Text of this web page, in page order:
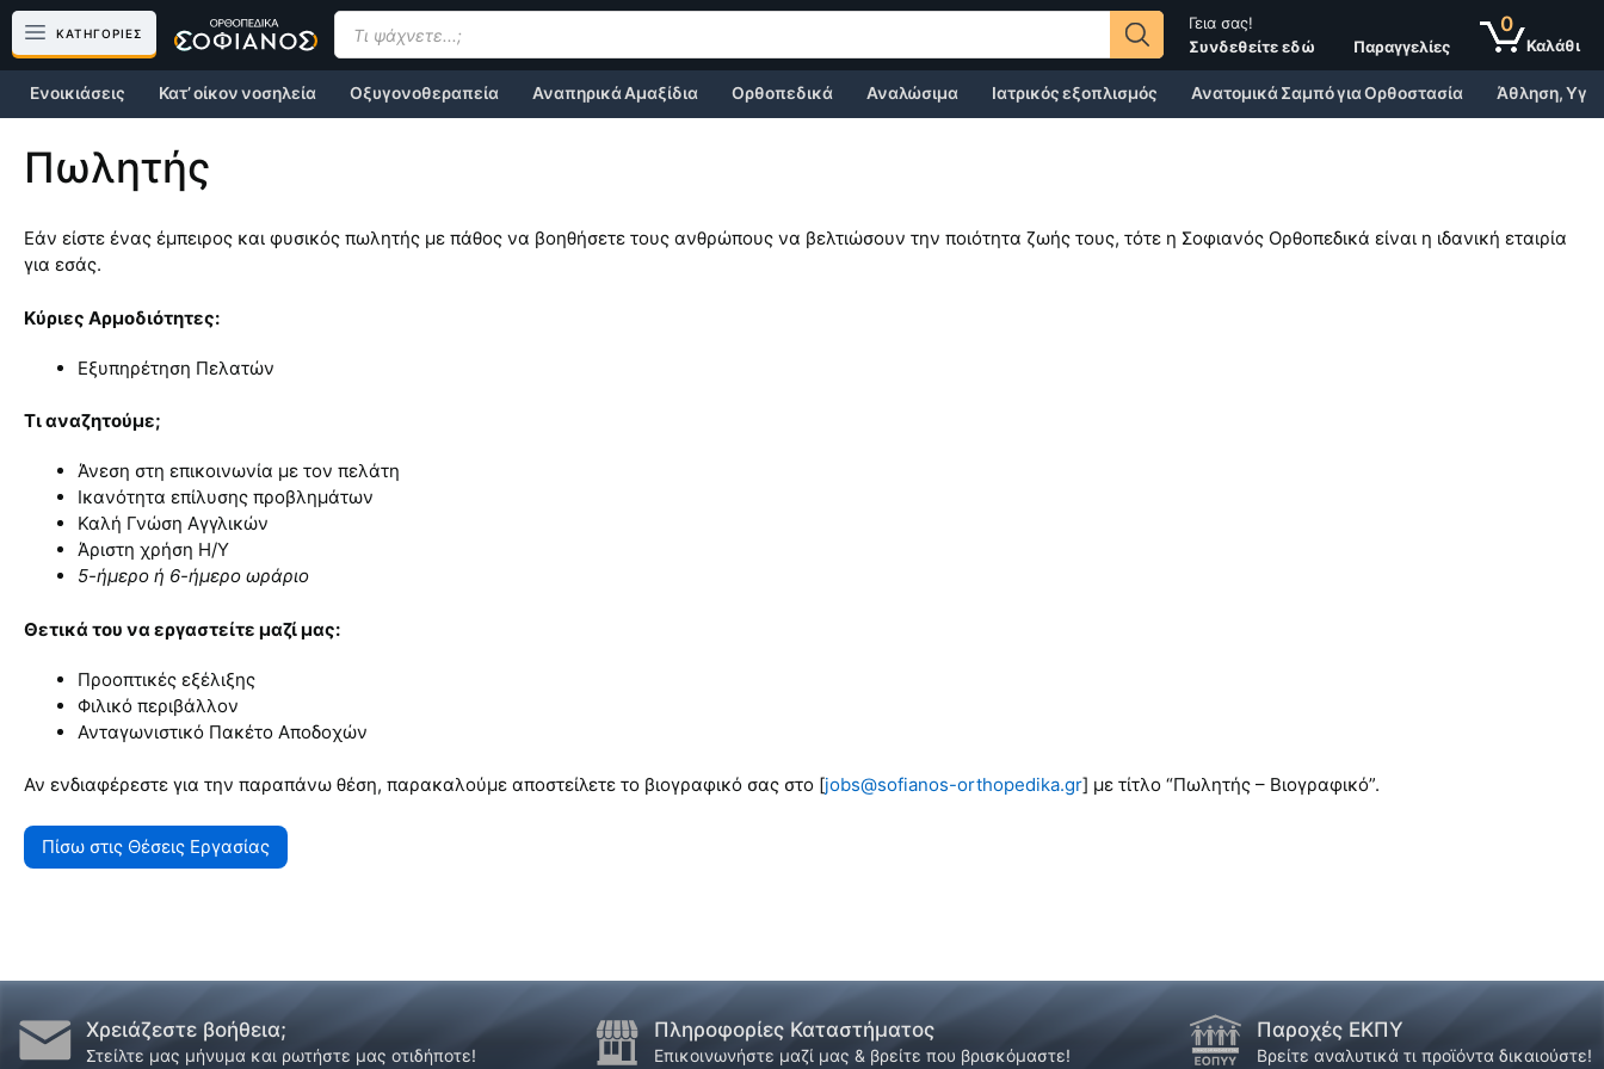
Μετάβαση
περιεχόμενο
Γεια σας!
Συνδεθείτε εδώ
Παραγγελίες
0
ΚΑΤΗΓΟΡΙΕΣ
Products
search
Κατ’ οίκον νοσηλεία Οξυγονοθεραπεία Αναπηρικά Αμαξίδια
Ενοικιάσεις Ορθοπεδικά Αναλώσιμα Ιατρικός εξοπλισμός Ανατομικά Σαμπό για Ορθοστασία Άθληση,
Πωλητής
Εάν είστε ένας έμπειρος και φυσικός πωλητής με πάθος να βοηθήσετε τους ανθρώπους να βελτιώσουν την ποιότητα ζωής τους, τότε η Σοφιανός Ορθοπεδικά είναι η ιδανική εταιρία
για εσάς.
Κύριες Αρμοδιότητες:
Εξυπηρέτηση Πελατών
Τι αναζητούμε;
Άνεση στη επικοινωνία με τον πελάτη
Ικανότητα επίλυσης προβλημάτων
Καλή Γνώση Αγγλικών
Άριστη χρήση H/Υ
5-ήμερο ή 6-ήμερο ωράριο
Θετικά του να εργαστείτε μαζί μας:
Προοπτικές εξέλιξης
Φιλικό περιβάλλον
Ανταγωνιστικό Πακέτο Αποδοχών
Αν ενδιαφέρεστε για την παραπάνω θέση, παρακαλούμε αποστείλετε το βιογραφικό σας στο [jobs@sofianos-orthopedika.gr] με τίτλο “Πωλητής – Βιογραφικό”.
Πίσω στις Θέσεις Εργασίας
Χρειάζεστε βοήθεια;
Στείλτε μας μήνυμα και ρωτήστε μας οτιδήποτε!
Πληροφορίες Καταστήματος
Επικοινωνήστε μαζί μας & βρείτε που βρισκόμαστε!
Παροχές ΕΚΠΥ
Βρείτε αναλυτικά τι προϊόντα δικαιούστε!